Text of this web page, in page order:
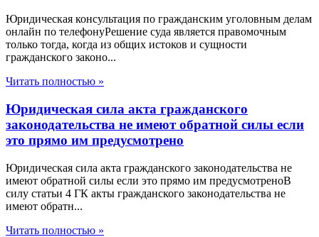
Юридическая консультация по гражданским уголовным делам
онлайн по телефонуРешение суда является правомочным
только тогда, когда из общих истоков и сущности
гражданского законо...
Читать полностью »
Юридическая сила акта гражданского
законодательства не имеют обратной силы если
это прямо им предусмотрено
Юридическая сила акта гражданского законодательства не
имеют обратной силы если это прямо им предусмотреноВ
силу статьи 4 ГК акты гражданского законодательства не
имеют обратн...
Читать полностью »